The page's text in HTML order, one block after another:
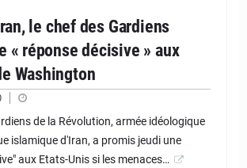
le chef des Gardiens
« réponse décisive » aux
Washington
de la Révolution, armée idéologique
islamique d'Iran, a promis jeudi une
aux Etats-Unis si les menaces…